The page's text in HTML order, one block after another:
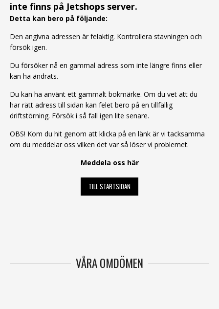
inte finns på Jetshops server.
Detta kan bero på följande:
Den angivna adressen är felaktig. Kontrollera stavningen och
försök igen.
Du försöker nå en gammal adress som inte längre finns eller
kan ha ändrats.
Du kan ha använt ett gammalt bokmärke. Om du vet att du
har rätt adress till sidan kan felet bero på en tillfällig
driftstörning. Försök i så fall igen lite senare.
OBS! Kom du hit genom att klicka på en länk är vi tacksamma
om du meddelar oss vilken det var så löser vi problemet.
Meddela oss här
TILL STARTSIDAN
VÅRA OMDÖMEN